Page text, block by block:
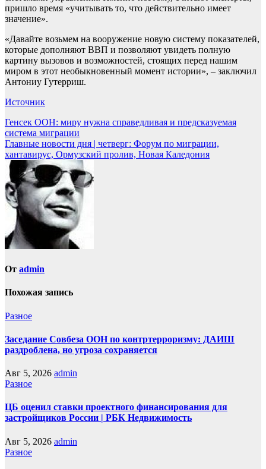
пришло время «учитывать то, что действительно имеет
значение».
«Давайте возьмем на вооружение новую систему показателей,
которые дополняют ВВП и позволяют увидеть полную
картину вызовов и возможностей, стоящих перед нашим
миром в этот необыкновенный момент истории», – заключил
Антониу Гутерриш.
Источник
Навигация
по
записям
Генсек ООН: миру нужна справедливая и предсказуемая
система миграции
Главные новости дня | четверг: Форум по миграции,
хантавирус, Ормузский пролив, Новая Каледония
От admin
Похожая запись
Разное
Заседание Совбеза ООН по контртерроризму: ДАИШ
раздроблена, но угроза сохраняется
Авг 5, 2026 admin
Разное
ЦБ оценил ставки проектного финансирования для
застройщиков России | РБК Недвижимость
Авг 5, 2026 admin
Разное